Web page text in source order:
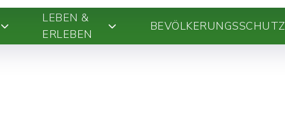
LEBEN &
ERLEBEN
BEVÖLKERUNGSSCHUTZ